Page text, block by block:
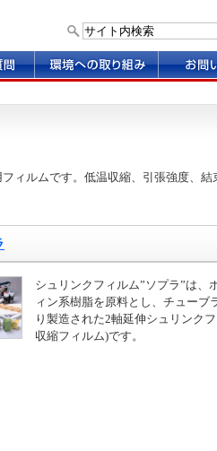
境
み
問
ィルムです。低温収縮、引張強度、結
シュリンクフィルム”ソプラ”は、
ィン系樹脂を原料とし、チューブ
り製造された2軸延伸シュリンク
収縮フィルム)です。